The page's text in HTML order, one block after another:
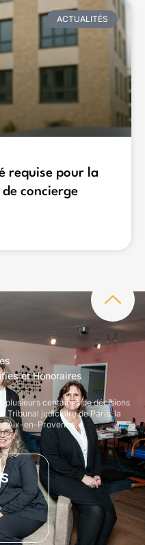
ACTUALITÉS
requise pour la
concierge
et Honoraires
plusieurs centaines de décisions
Tribunal judiciaire de Paris, la
d’Aix-en-Provence.